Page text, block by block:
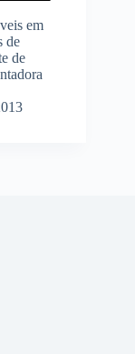
em
de
de